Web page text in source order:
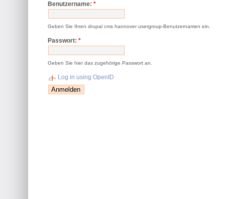
Benutzername:*
Geben Sie Ihren drupal cms hannover usergroup-Benutzernamen ein.
Passwort:*
Geben Sie hier das zugehörige Passwort an.
Log in using OpenID